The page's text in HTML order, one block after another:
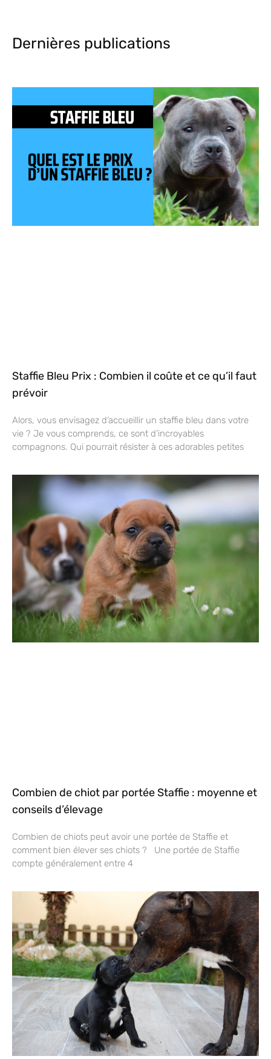
Dernières publications
Staffie Bleu Prix : Combien il coûte et ce qu’il faut
prévoir
Alors, vous envisagez d’accueillir un staffie bleu dans votre
vie ? Je vous comprends, ce sont d’incroyables
compagnons. Qui pourrait résister à ces adorables petites
Combien de chiot par portée Staffie : moyenne et
conseils d’élevage
Combien de chiots peut avoir une portée de Staffie et
comment bien élever ses chiots ? Une portée de Staffie
compte généralement entre 4